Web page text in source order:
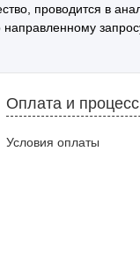
проводится в
Оплата и процесс
Условия оплаты